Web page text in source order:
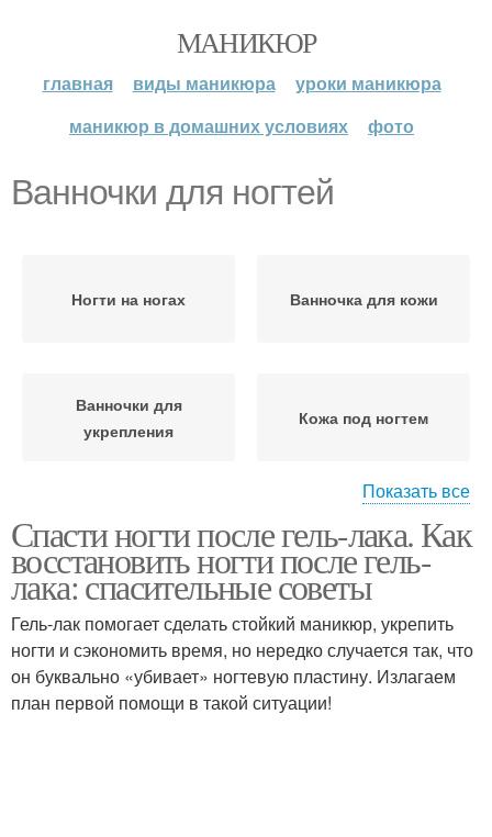
МАНИКЮР
главная виды маникюра
уроки маникюра
маникюр в домашних условиях
фото
Ванночки для ногтей
Ногти на ногах Ванночка для кожи
Ванночки для
укрепления
Кожа под ногтем
Ногти на руках Ломкие ногти
Крепкие ногти Ванночки для роста
Показать все
Спасти ногти после гель-лака. Как
восстановить ногти после гель-
лака: спасительные советы
Гель-лак помогает сделать стойкий маникюр, укрепить
ногти и сэкономить время, но нередко случается так, что
он буквально «убивает» ногтевую пластину. Излагаем
план первой помощи в такой ситуации!